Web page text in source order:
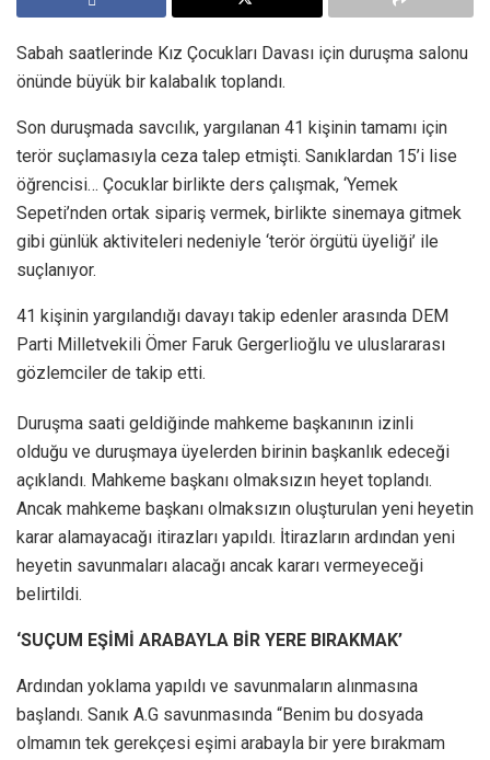
Sabah saatlerinde Kız Çocukları Davası için duruşma salonu
önünde büyük bir kalabalık toplandı.
Son duruşmada savcılık, yargılanan 41 kişinin tamamı için
terör suçlamasıyla ceza talep etmişti. Sanıklardan 15’i lise
öğrencisi… Çocuklar birlikte ders çalışmak, ‘Yemek
Sepeti’nden ortak sipariş vermek, birlikte sinemaya gitmek
gibi günlük aktiviteleri nedeniyle ‘terör örgütü üyeliği’ ile
suçlanıyor.
41 kişinin yargılandığı davayı takip edenler arasında DEM
Parti Milletvekili Ömer Faruk Gergerlioğlu ve uluslararası
gözlemciler de takip etti.
Duruşma saati geldiğinde mahkeme başkanının izinli
olduğu ve duruşmaya üyelerden birinin başkanlık edeceği
açıklandı. Mahkeme başkanı olmaksızın heyet toplandı.
Ancak mahkeme başkanı olmaksızın oluşturulan yeni heyetin
karar alamayacağı itirazları yapıldı. İtirazların ardından yeni
heyetin savunmaları alacağı ancak kararı vermeyeceği
belirtildi.
‘SUÇUM EŞİMİ ARABAYLA BİR YERE BIRAKMAK’
Ardından yoklama yapıldı ve savunmaların alınmasına
başlandı. Sanık A.G savunmasında “Benim bu dosyada
olmamın tek gerekçesi eşimi arabayla bir yere bırakmam